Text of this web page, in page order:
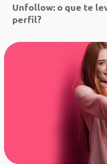
Unfollow: o que te
perfil?